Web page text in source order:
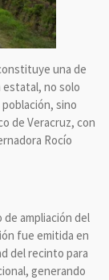
una de
no solo
sino
de Veracruz, con
Rocío
ampliación del
fue emitida en
del recinto para
generando